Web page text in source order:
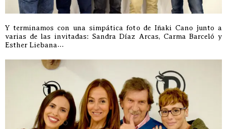
Y terminamos con una simpática foto de Iñaki Cano junto a
varias de las invitadas: Sandra Díaz Arcas, Carma Barceló y
Esther Liebana…